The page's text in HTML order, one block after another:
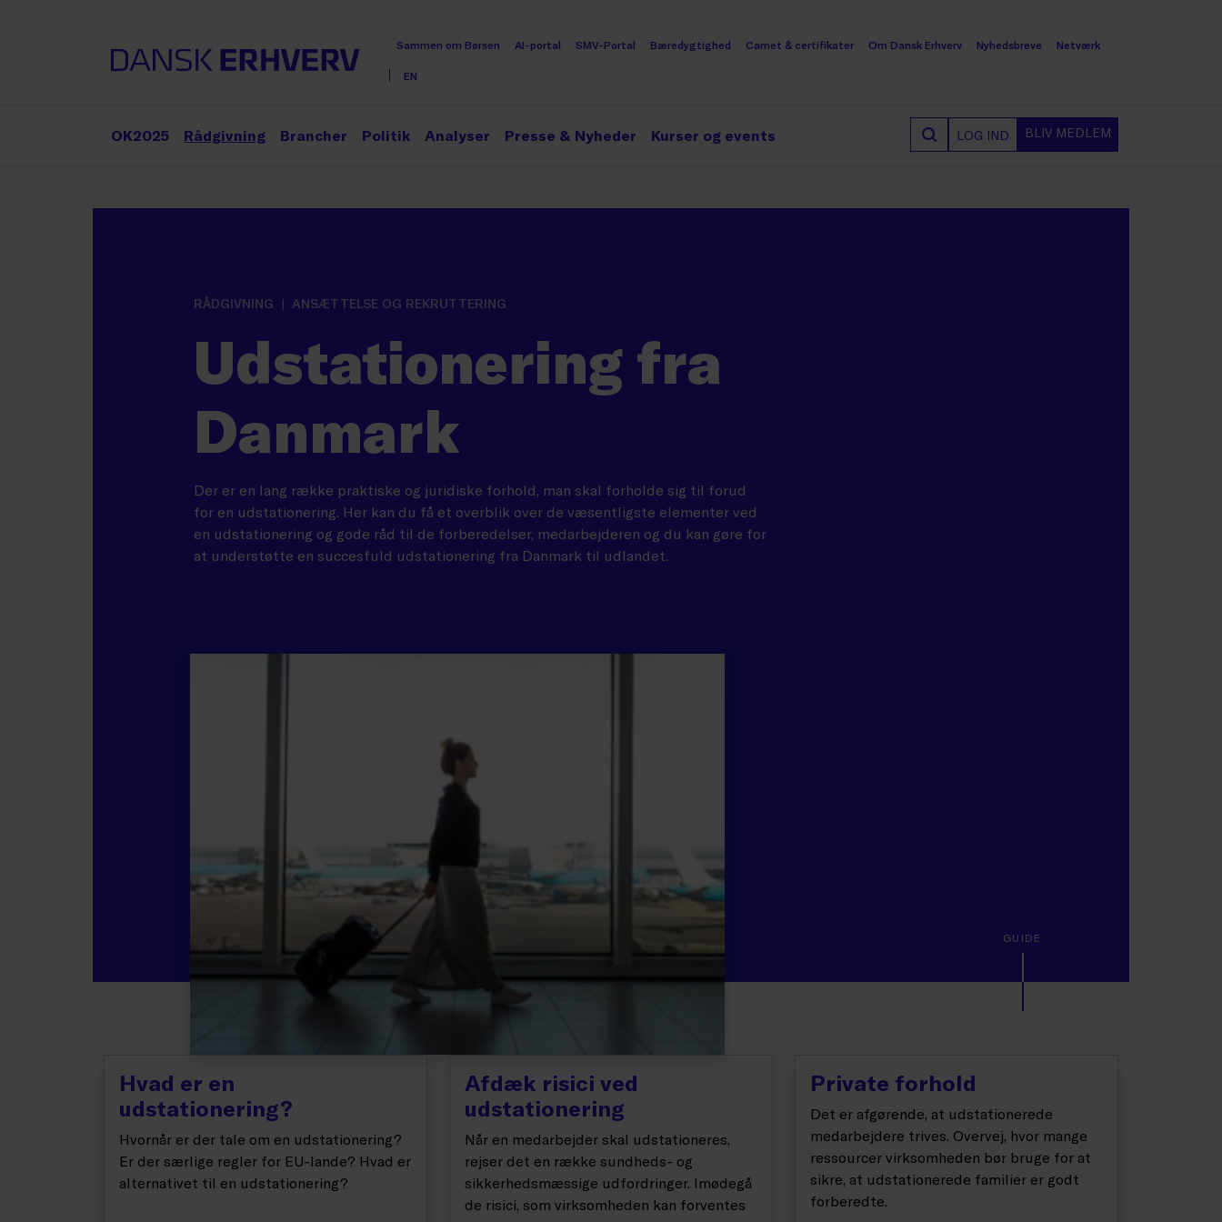
Sammen om Børsen AI-portal SMV-Portal Bæredygtighed Carnet & certifikater Om Dansk Erhverv Nyhedsbreve Netværk
EN
OK2025 Rådgivning Brancher Politik Analyser Presse & Nyheder Kurser og events LOG IND BLIV MEDLEM
RÅDGIVNING ANSÆTTELSE OG REKRUTTERING
Udstationering fra
Danmark
Der er en lang række praktiske og juridiske forhold, man skal forholde sig til forud
for en udstationering. Her kan du få et overblik over de væsentligste elementer ved
en udstationering og gode råd til de forberedelser, medarbejderen og du kan gøre for
at understøtte en succesfuld udstationering fra Danmark til udlandet.
GUIDE
Hvad er en
udstationering?
Hvornår er der tale om en udstationering?
Er der særlige regler for EU-lande? Hvad er
alternativet til en udstationering?
Afdæk risici ved
udstationering
Når en medarbejder skal udstationeres,
rejser det en række sundheds- og
sikkerhedsmæssige udfordringer. Imødegå
de risici, som virksomheden kan forventes
Private forhold
Det er afgørende, at udstationerede
medarbejdere trives. Overvej, hvor mange
ressourcer virksomheden bør bruge for at
sikre, at udstationerede familier er godt
forberedte.